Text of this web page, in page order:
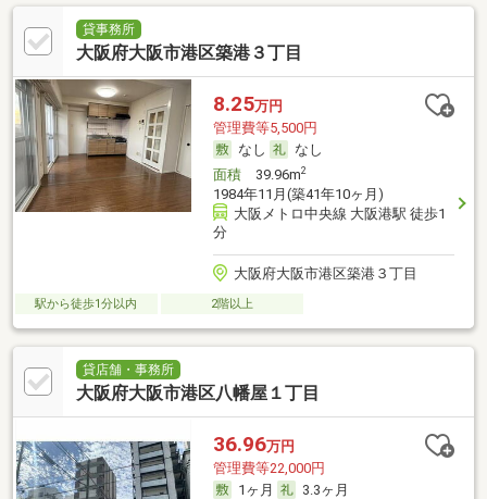
貸事務所
大阪府大阪市港区築港３丁目
8.25万円
管理費等5,500円
なし
なし
面積39.96m2
1984年11月(築41年10ヶ月)
大阪メトロ中央線 大阪港駅 徒歩1
分
大阪府大阪市港区築港３丁目
駅から徒歩1分以内 2階以上
貸店舗・事務所
大阪府大阪市港区八幡屋１丁目
36.96万円
管理費等22,000円
1ヶ月
3.3ヶ月